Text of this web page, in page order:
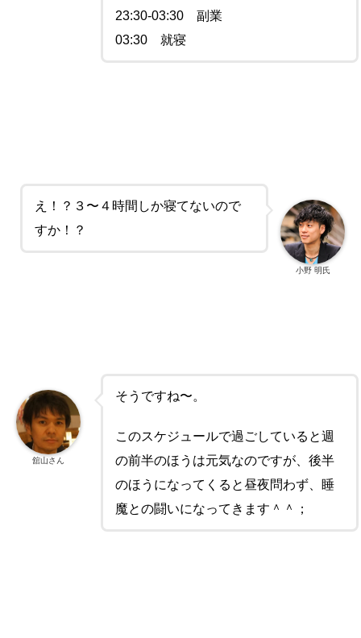
23:30-03:30 副業
03:30 就寝
え！？３〜４時間しか寝てないので
すか！？
小野 明氏
そうですね〜。
このスケジュールで過ごしていると週
の前半のほうは元気なのですが、後半
のほうになってくると昼夜問わず、睡
魔との闘いになってきます＾＾；
舘山さん